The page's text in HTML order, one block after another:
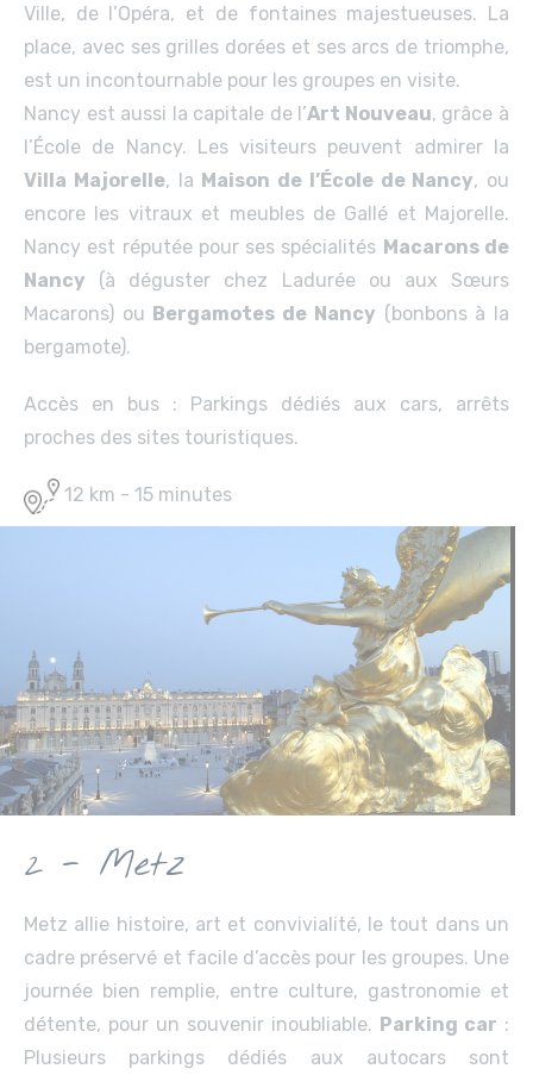
Ville, de l’Opéra, et de fontaines majestueuses. La
place, avec ses grilles dorées et ses arcs de triomphe,
est un incontournable pour les groupes en visite.
Nancy est aussi la capitale de l’Art Nouveau, grâce à
l’École de Nancy. Les visiteurs peuvent admirer la
Villa Majorelle, la Maison de l’École de Nancy, ou
encore les vitraux et meubles de Gallé et Majorelle.
Nancy est réputée pour ses spécialités Macarons de
Nancy (à déguster chez Ladurée ou aux Sœurs
Macarons) ou Bergamotes de Nancy (bonbons à la
bergamote).
Accès en bus : Parkings dédiés aux cars, arrêts
proches des sites touristiques.
12 km - 15 minutes
2 - Metz
Metz allie histoire, art et convivialité, le tout dans un
cadre préservé et facile d’accès pour les groupes. Une
journée bien remplie, entre culture, gastronomie et
détente, pour un souvenir inoubliable. Parking car :
Plusieurs parkings dédiés aux autocars sont